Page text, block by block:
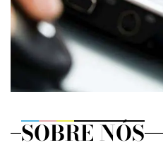
SOBRE NÓS